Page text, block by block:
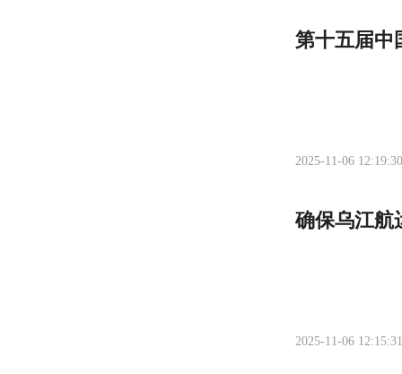
第十五届中
2025-11-06 12:19:30
确保乌江航
2025-11-06 12:15:31